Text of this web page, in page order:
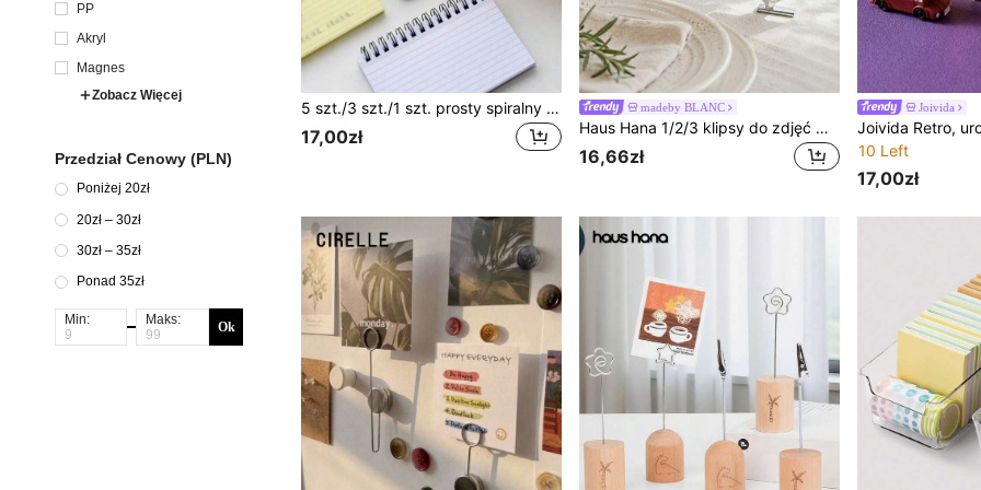
PP
Akryl
Magnes
Zobacz Więcej
Przedział Cenowy (PLN)
Poniżej 20zł
20zł – 30zł
30zł – 35zł
Ponad 35zł
Min: Maks: Ok
5 szt./3 szt./1 szt. prosty spiralny zeszyt w linię z kolorowymi stronami, odrywanym wiązaniem, w losowym kolorze, artykuł biurowy, dziennik, notatnik, artykuł papierniczy, powrót do szkoły
17,00zł
madeby BLANC
Haus Hana 1/2/3 klipsy do zdjęć w kształcie muszli, dekoracja biurkowa na wesele i przyjęcie, wielofunkcyjny klips do zdjęć i notatek, odpowiedni na wesele, urodziny, do organizacji biurka w biurze, jako prezent na przyjęcie i święta (produkt ręcznie robiony z drobnymi wadami)
16,66zł
Joivida
10 Left
17,00zł